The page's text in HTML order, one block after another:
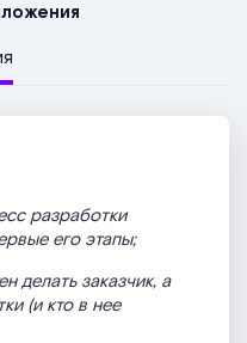
разработки
его этапы;
делать заказчик, а
(и кто в нее